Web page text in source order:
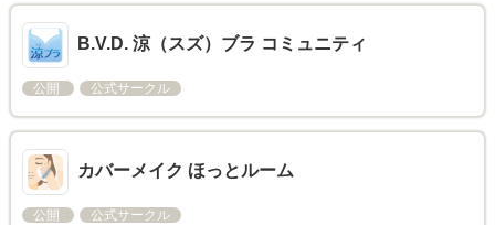
B.V.D. 涼（スズ）ブラ コミュニティ
公開 公式サークル
カバーメイク ほっとルーム
公開 公式サークル